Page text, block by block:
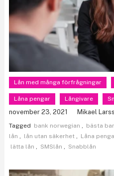
Lån med många förfrågningar
Låna pengar Långivare
november 23, 2021 Mikael
Tagged bank norwegian , bästa
lån , lån utan säkerhet , Låna
lätta lån , SMSlån , Snabblån